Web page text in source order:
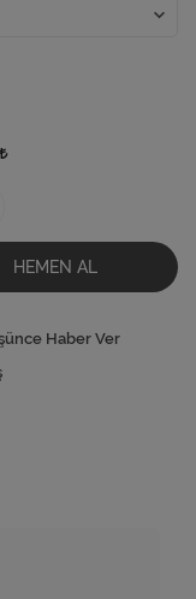
HEMEN AL
Haber Ver